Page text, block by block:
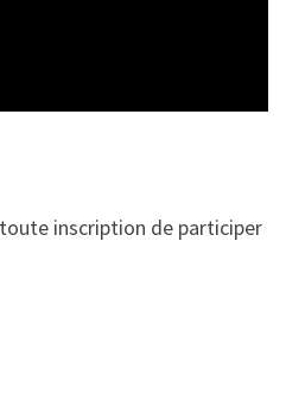
inscription de participer